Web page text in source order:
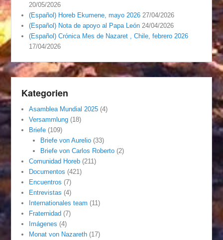
20/05/2026
(Español) Horeb Ekumene, mayo 2026 27/04/2026
(Español) Nota de apoyo al Papa León 24/04/2026
(Español) Crónica Mes de Nazaret , Chile, febrero 2026
17/04/2026
Kategorien
Asamblea Mundial 2025 (4)
Versammlung (18)
Briefe (109)
Briefe von Aurelio(33)
Briefe von Carlos Roberto(2)
Comunidad Horeb (211)
Documentos (421)
Encuentros (7)
Entrevistas (4)
Internationales team (11)
Fraternidad (7)
Imágenes (4)
Monat von Nazareth (17)